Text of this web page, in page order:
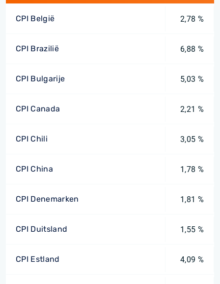
CPI België 2,78 %
CPI Brazilië 6,88 %
CPI Bulgarije 5,03 %
CPI Canada 2,21 %
CPI Chili 3,05 %
CPI China 1,78 %
CPI Denemarken 1,81 %
CPI Duitsland 1,55 %
CPI Estland 4,09 %